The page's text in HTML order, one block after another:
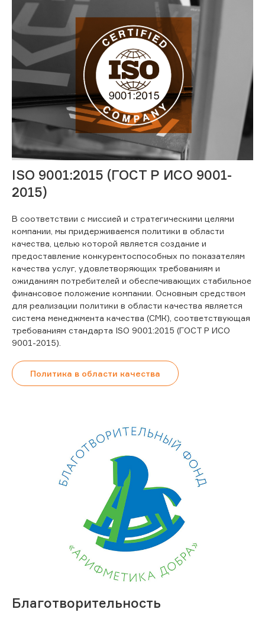
ISO 9001:2015 (ГОСТ Р ИСО 9001-
2015)
В соответствии с миссией и стратегическими целями
компании, мы придерживаемся политики в области
качества, целью которой является создание и
предоставление конкурентоспособных по показателям
качества услуг, удовлетворяющих требованиям и
ожиданиям потребителей и обеспечивающих стабильное
финансовое положение компании. Основным средством
для реализации политики в области качества является
система менеджмента качества (СМК), соответствующая
требованиям стандарта ISO 9001:2015 (ГОСТ Р ИСО
9001-2015).
Политика в области качества
Благотворительность